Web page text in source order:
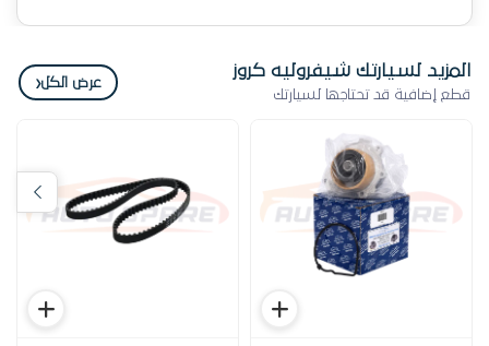
المزيد لسيارتك شيفروليه كروز
قطع إضافية قد تحتاجها لسيارتك
عرض الكل‹